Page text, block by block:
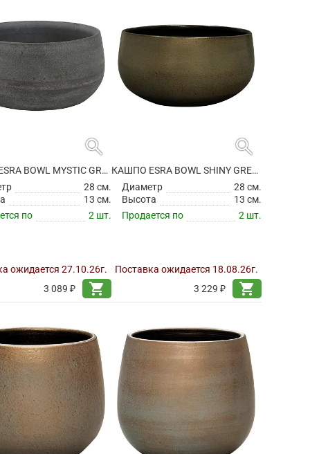
search
КАШПО ESRA BOWL MYSTIC GREY
28 см.
13 см.
по
2 шт.
ожидается 27.10.26г.
3 089 ₽
shopping_cart
search
КАШПО ESRA BOWL SHINY GREEN
Диаметр
28 см.
Высота
13 см.
Продается по
2 шт.
Поставка ожидается 18.08.26г.
3 229 ₽
shopping_cart